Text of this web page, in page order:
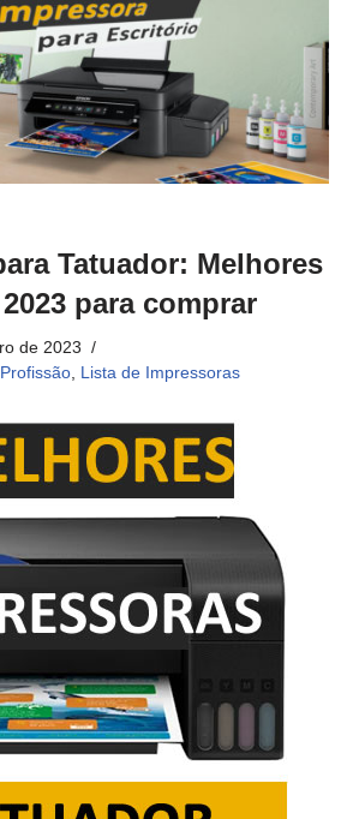
Tatuador: Melhores
para comprar
de 2023
, Lista de Impressoras